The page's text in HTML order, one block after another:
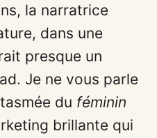
la narratrice
dans une
presque un
Je ne vous parle
du féminin
brillante qui